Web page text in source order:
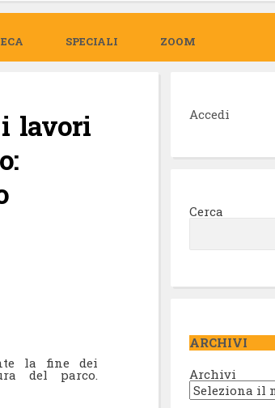
SPECIALI ZOOM
lavori
la fine dei
del parco.
Accedi
Cerca
ARCHIVI
Archivi